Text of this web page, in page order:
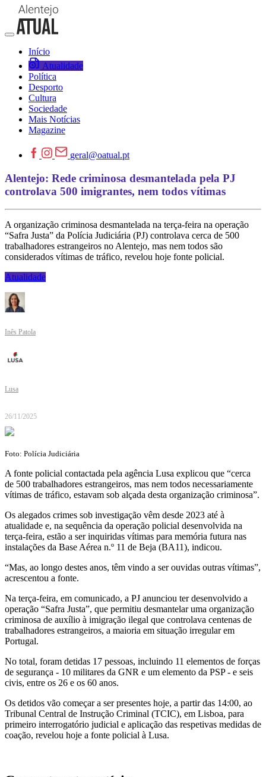
Início
Atualidade
Política
Desporto
Cultura
Sociedade
Mais Notícias
Magazine
geral@oatual.pt
Alentejo: Rede criminosa desmantelada pela PJ
controlava 500 imigrantes, nem todos vítimas
A organização criminosa desmantelada na terça-feira na operação
“Safra Justa” da Polícia Judiciária (PJ) controlava cerca de 500
trabalhadores estrangeiros no Alentejo, mas nem todos são
considerados vítimas de tráfico, revelou hoje fonte policial.
Atualidade
Inês Patola
Lusa
26/11/2025
Foto: Polícia Judiciária
A fonte policial contactada pela agência Lusa explicou que “cerca
de 500 trabalhadores estrangeiros, mas nem todos necessariamente
vítimas de tráfico, estavam sob alçada desta organização criminosa”.
Os alegados crimes sob investigação vêm desde 2023 até à
atualidade e, na sequência da operação policial desenvolvida na
terça-feira, estão a ser inquiridas vítimas para memória futura nas
instalações da Base Aérea n.º 11 de Beja (BA11), indicou.
“Mas, ao longo destes anos, têm vindo a ser ouvidas outras vítimas”,
acrescentou a fonte.
Na terça-feira, em comunicado, a PJ anunciou ter desenvolvido a
operação “Safra Justa”, que permitiu desmantelar uma organização
criminosa de auxílio à imigração ilegal que controlava centenas de
trabalhadores estrangeiros, a maioria em situação irregular em
Portugal.
No total, foram detidas 17 pessoas, incluindo 11 elementos de forças
de segurança - 10 militares da GNR e um elemento da PSP - e seis
civis, entre os 26 e os 60 anos.
Os detidos vão começar a ser presentes hoje, a partir das 14:00, ao
Tribunal Central de Instrução Criminal (TCIC), em Lisboa, para
primeiro interrogatório judicial e aplicação das respetivas medidas de
coação, revelou hoje a fonte policial à Lusa.